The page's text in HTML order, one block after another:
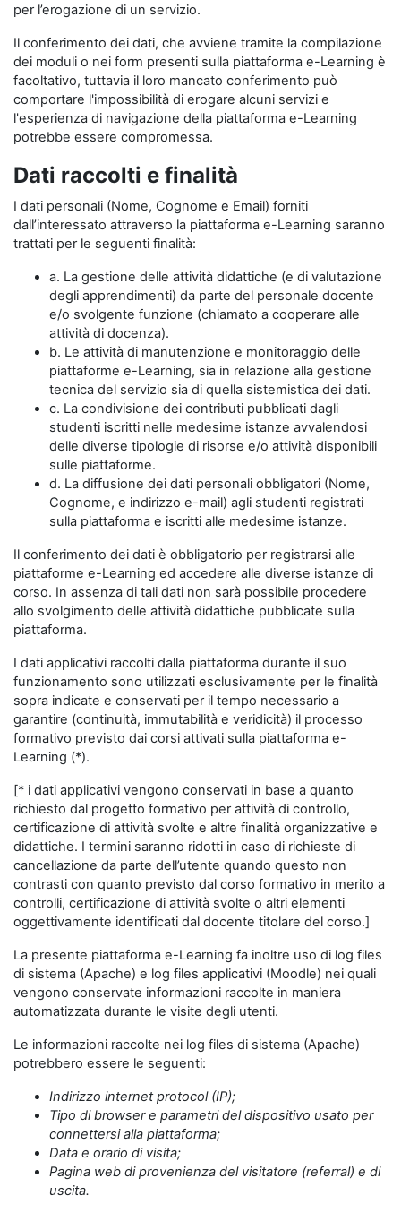
per l’erogazione di un servizio.
Il conferimento dei dati, che avviene tramite la compilazione
dei moduli o nei form presenti sulla piattaforma e-Learning è
facoltativo, tuttavia il loro mancato conferimento può
comportare l'impossibilità di erogare alcuni servizi e
l'esperienza di navigazione della piattaforma e-Learning
potrebbe essere compromessa.
Dati raccolti e finalità
I dati personali (Nome, Cognome e Email) forniti
dall’interessato attraverso la piattaforma e-Learning saranno
trattati per le seguenti finalità:
a. La gestione delle attività didattiche (e di valutazione
degli apprendimenti) da parte del personale docente
e/o svolgente funzione (chiamato a cooperare alle
attività di docenza).
b. Le attività di manutenzione e monitoraggio delle
piattaforme e-Learning, sia in relazione alla gestione
tecnica del servizio sia di quella sistemistica dei dati.
c. La condivisione dei contributi pubblicati dagli
studenti iscritti nelle medesime istanze avvalendosi
delle diverse tipologie di risorse e/o attività disponibili
sulle piattaforme.
d. La diffusione dei dati personali obbligatori (Nome,
Cognome, e indirizzo e-mail) agli studenti registrati
sulla piattaforma e iscritti alle medesime istanze.
Il conferimento dei dati è obbligatorio per registrarsi alle
piattaforme e-Learning ed accedere alle diverse istanze di
corso. In assenza di tali dati non sarà possibile procedere
allo svolgimento delle attività didattiche pubblicate sulla
piattaforma.
I dati applicativi raccolti dalla piattaforma durante il suo
funzionamento sono utilizzati esclusivamente per le finalità
sopra indicate e conservati per il tempo necessario a
garantire (continuità, immutabilità e veridicità) il processo
formativo previsto dai corsi attivati sulla piattaforma e-
Learning (*).
[* i dati applicativi vengono conservati in base a quanto
richiesto dal progetto formativo per attività di controllo,
certificazione di attività svolte e altre finalità organizzative e
didattiche. I termini saranno ridotti in caso di richieste di
cancellazione da parte dell’utente quando questo non
contrasti con quanto previsto dal corso formativo in merito a
controlli, certificazione di attività svolte o altri elementi
oggettivamente identificati dal docente titolare del corso.]
La presente piattaforma e-Learning fa inoltre uso di log files
di sistema (Apache) e log files applicativi (Moodle) nei quali
vengono conservate informazioni raccolte in maniera
automatizzata durante le visite degli utenti.
Le informazioni raccolte nei log files di sistema (Apache)
potrebbero essere le seguenti:
Indirizzo internet protocol (IP);
Tipo di browser e parametri del dispositivo usato per
connettersi alla piattaforma;
Data e orario di visita;
Pagina web di provenienza del visitatore (referral) e di
uscita.